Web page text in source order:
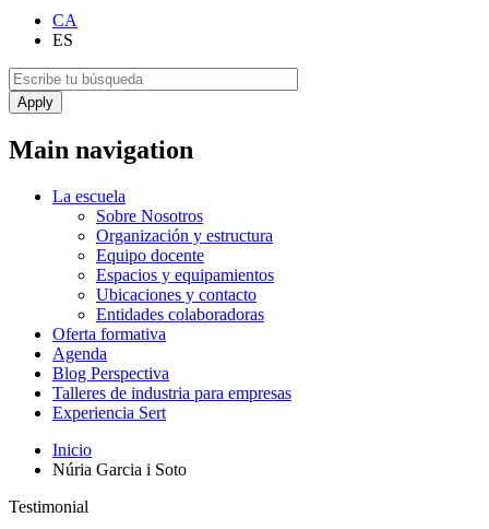
CA
ES
Main navigation
La escuela
Sobre Nosotros
Organización y estructura
Equipo docente
Espacios y equipamientos
Ubicaciones y contacto
Entidades colaboradoras
Oferta formativa
Agenda
Blog Perspectiva
Talleres de industria para empresas
Experiencia Sert
Inicio
Núria Garcia i Soto
Testimonial